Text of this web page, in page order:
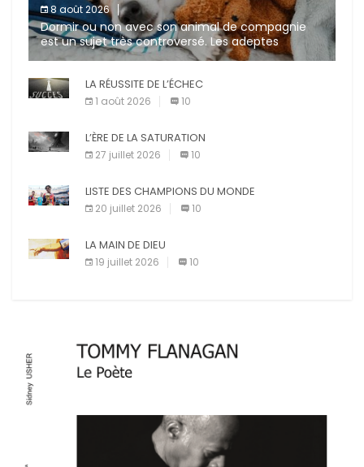
8 août 2026
Dormir ou non avec son animal de compagnie
est un sujet très controversé. Les adeptes
affirment que la présence de leur compagnon à
LA RÉUSSITE DE L’ÉCHEC
1 août 2026 10
L’ÈRE DE LA SATURATION
27 juillet 2026 10
LISTE DES CHAMPIONS DU MONDE
20 juillet 2026 10
LA MAIN DE DIEU
19 juillet 2026 10